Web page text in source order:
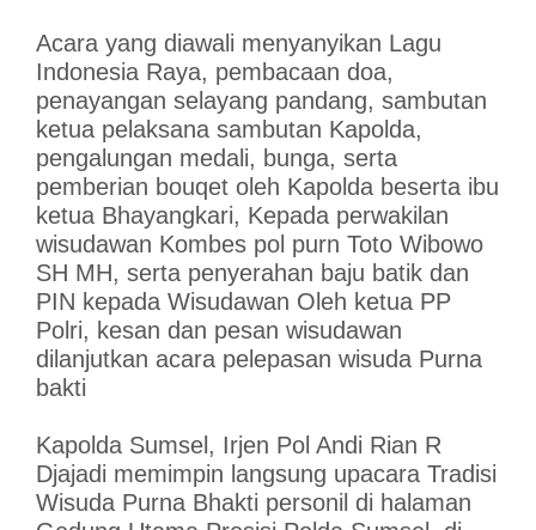
Acara yang diawali menyanyikan Lagu
Indonesia Raya, pembacaan doa,
penayangan selayang pandang, sambutan
ketua pelaksana sambutan Kapolda,
pengalungan medali, bunga, serta
pemberian bouqet oleh Kapolda beserta ibu
ketua Bhayangkari, Kepada perwakilan
wisudawan Kombes pol purn Toto Wibowo
SH MH, serta penyerahan baju batik dan
PIN kepada Wisudawan Oleh ketua PP
Polri, kesan dan pesan wisudawan
dilanjutkan acara pelepasan wisuda Purna
bakti
Kapolda Sumsel, Irjen Pol Andi Rian R
Djajadi memimpin langsung upacara Tradisi
Wisuda Purna Bhakti personil di halaman